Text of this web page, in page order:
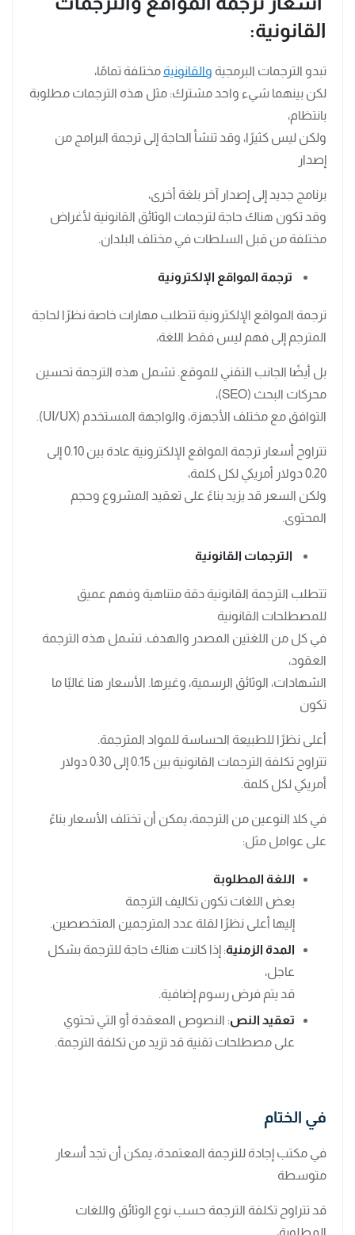
القانونية:
تبدو الترجمات البرمجية والقانونية مختلفة تمامًا،
لكن بينهما شيء واحد مشترك: مثل هذه الترجمات مطلوبة
بانتظام،
ولكن ليس كثيرًا، وقد تنشأ الحاجة إلى ترجمة البرامج من
إصدار
برنامج جديد إلى إصدار آخر بلغة أخرى،
وقد تكون هناك حاجة لترجمات الوثائق القانونية لأغراض
مختلفة من قبل السلطات في مختلف البلدان.
ترجمة المواقع الإلكترونية
ترجمة المواقع الإلكترونية تتطلب مهارات خاصة نظرًا لحاجة
المترجم إلى فهم ليس فقط اللغة،
بل أيضًا الجانب التقني للموقع. تشمل هذه الترجمة تحسين
محركات البحث (SEO)،
التوافق مع مختلف الأجهزة، والواجهة المستخدم (UI/UX).
تتراوح أسعار ترجمة المواقع الإلكترونية عادة بين 0.10 إلى
0.20 دولار أمريكي لكل كلمة،
ولكن السعر قد يزيد بناءً على تعقيد المشروع وحجم
المحتوى.
الترجمات القانونية
تتطلب الترجمة القانونية دقة متناهية وفهم عميق
للمصطلحات القانونية
في كل من اللغتين المصدر والهدف. تشمل هذه الترجمة
العقود،
الشهادات، الوثائق الرسمية، وغيرها. الأسعار هنا غالبًا ما
تكون
أعلى نظرًا للطبيعة الحساسة للمواد المترجمة.
تتراوح تكلفة الترجمات القانونية بين 0.15 إلى 0.30 دولار
أمريكي لكل كلمة.
في كلا النوعين من الترجمة، يمكن أن تختلف الأسعار بناءً
على عوامل مثل:
اللغة المطلوبة
بعض اللغات تكون تكاليف الترجمة
إليها أعلى نظرًا لقلة عدد المترجمين المتخصصين.
المدة الزمنية: إذا كانت هناك حاجة للترجمة بشكل
عاجل،
قد يتم فرض رسوم إضافية.
تعقيد النص: النصوص المعقدة أو التي تحتوي
على مصطلحات تقنية قد تزيد من تكلفة الترجمة.
في الختام
في مكتب إجادة للترجمة المعتمدة، يمكن أن تجد أسعار
متوسطة
قد تتراوح تكلفة الترجمة حسب نوع الوثائق واللغات
المطلوبة،